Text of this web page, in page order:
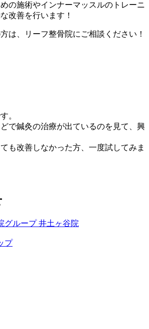
の施術やインナーマッスルのトレーニ
改善を行います！
は、 リーフ整骨院にご相談ください！
。
で鍼灸の治療が出ているのを見て、興
も改善しなかった方、一度試してみま